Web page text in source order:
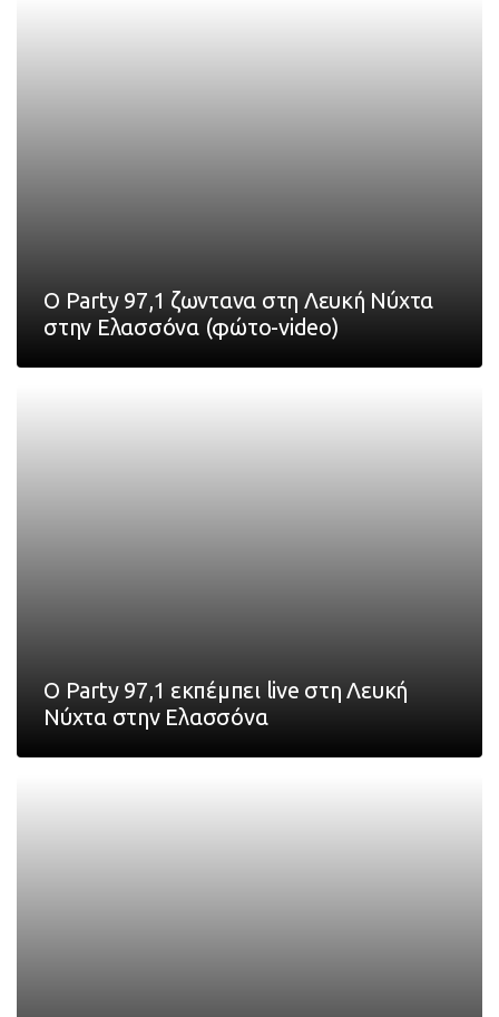
Ο Party 97,1 ζωντανα στη Λευκή Νύχτα
στην Ελασσόνα (φώτο-video)
Ο Party 97,1 εκπέμπει live στη Λευκή
Νύχτα στην Ελασσόνα